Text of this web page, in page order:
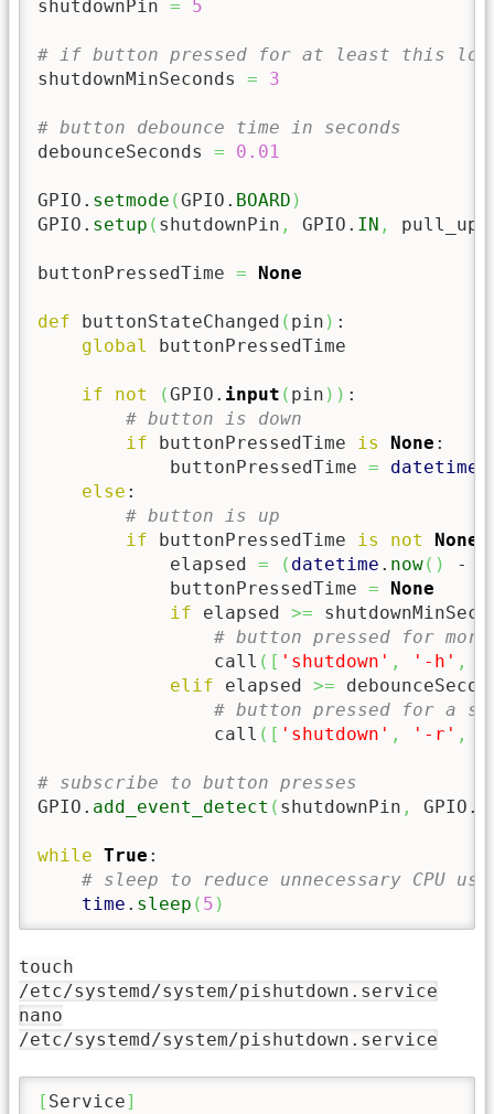
shutdownPin = 5
# if button pressed for at least this
shutdownMinSeconds = 3
# button debounce time in seconds
debounceSeconds = 0.01
GPIO. setmode (GPIO. BOARD )
GPIO. setup ( shutdownPin , GPIO. IN ,
buttonPressedTime = None
def buttonStateChanged ( pin ) :
global
buttonPressedTime
if not (GPIO. input ( pin ) ) :
# button is down
if buttonPressedTime is None :
            buttonPressedTime
= datetime
else :
# button is up
if buttonPressedTime is not None
            elapsed
= ( datetime . now( )
-
            buttonPressedTime
=
None
if elapsed >=
# button pressed for
                call
( [ 'shutdown' , '-h' ,
elif elapsed >=
# button pressed for a
                call
( [ 'shutdown' , '-r' ,
# subscribe to button presses
GPIO. add_event_detect ( shutdownPin , GPIO.
while True :
# sleep to reduce unnecessary CPU
time . sleep ( 5 )
touch
/etc/systemd/system/pishutdown.service
nano
/etc/systemd/system/pishutdown.service
[ Service]